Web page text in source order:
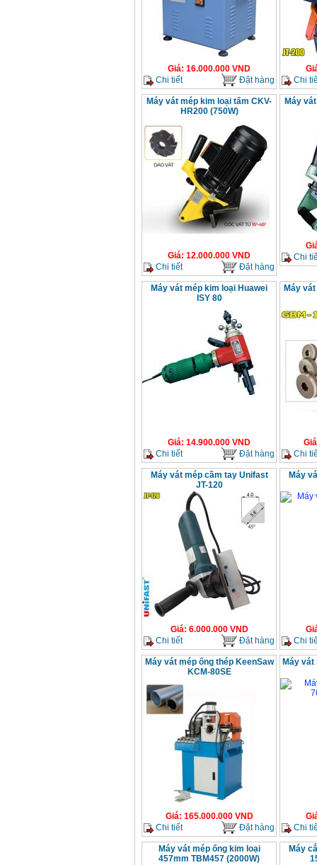
Giá: 16.000.000 VND
Chi tiết
Đặt hàng
Chi
Máy vát mép kim loại tấm CKV-
HR200 (750W)
Giá: 12.000.000 VND
Chi tiết
Đặt hàng
Máy
Chi
Máy vát mép kim loại Huawei
ISY 80
Giá: 14.900.000 VND
Chi tiết
Đặt hàng
Máy
Giá
Chi
Máy vát mép cầm tay Unifast
JT-120
Giá: 6.000.000VND
Chi tiết
Đặt hàng
Máy
Chi
Máy vát mép ống thép KeenSaw
KCM-80SE
Giá: 165.000.000VND
Chi tiết
Đặt hàng
Máy vát
Chi
Máy vát mép ống kim loại
457mm TBM457 (2000W)
Máy